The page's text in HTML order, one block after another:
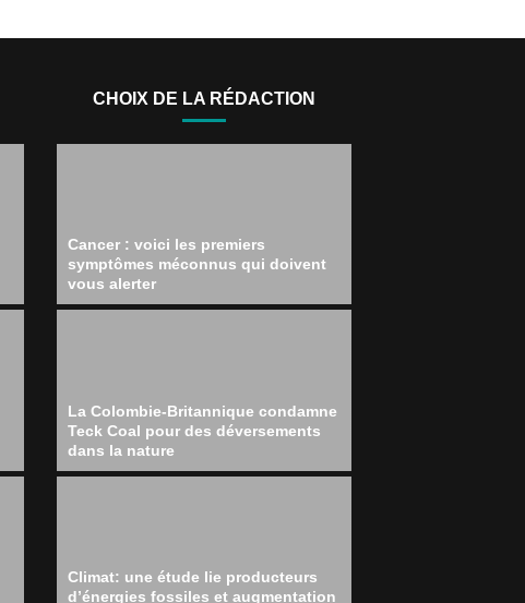
CHOIX DE LA RÉDACTION
Cancer : voici les premiers
symptômes méconnus qui doivent
vous alerter
La Colombie-Britannique condamne
Teck Coal pour des déversements
dans la nature
Climat: une étude lie producteurs
d’énergies fossiles et augmentation